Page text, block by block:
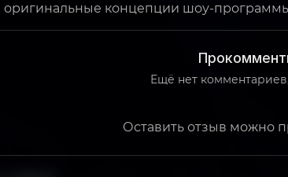
концепции шоу-
Ещё нет
Оставить отзыв можно